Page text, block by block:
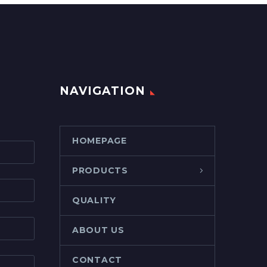
NAVIGATION
HOMEPAGE
PRODUCTS
QUALITY
ABOUT US
CONTACT